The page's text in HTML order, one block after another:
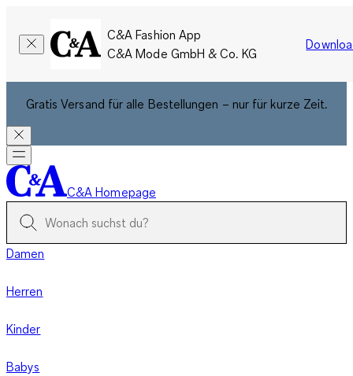
C&A Fashion App
C&A Mode GmbH & Co. KG
Gratis Versand für alle Bestellungen – nur für kurze Zeit.
C&A Homepage
Damen
Herren
Kinder
Babys